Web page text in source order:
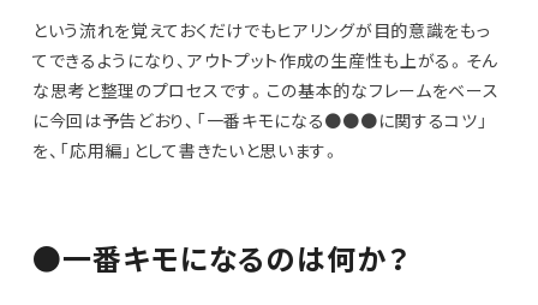
という流れを覚えておくだけでもヒアリングが目的意識をもっ
てできるようになり、アウトプット作成の生産性も上がる。そん
な思考と整理のプロセスです。この基本的なフレームをベース
に今回は予告どおり、「一番キモになる●●●に関するコツ」
を、「応用編」として書きたいと思います。
●一番キモになるのは何か？